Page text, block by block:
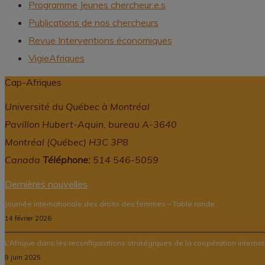
Programme Jeunes chercheur.e.s
Publications de nos chercheurs
Revue Interventions économiques
VigieAfriques
Cap-Afriques
Université du Québec à Montréal
Pavillon Hubert-Aquin, bureau A-3640
Montréal (Québec) H3C 3P8
Canada Téléphone: 514 546-5059
Dernières nouvelles
Journée internationale des droits des femmes – Table ronde
14 février 2026
L’Afrique dans les reconfigurations stratégiques de la coopération
9 juin 2025